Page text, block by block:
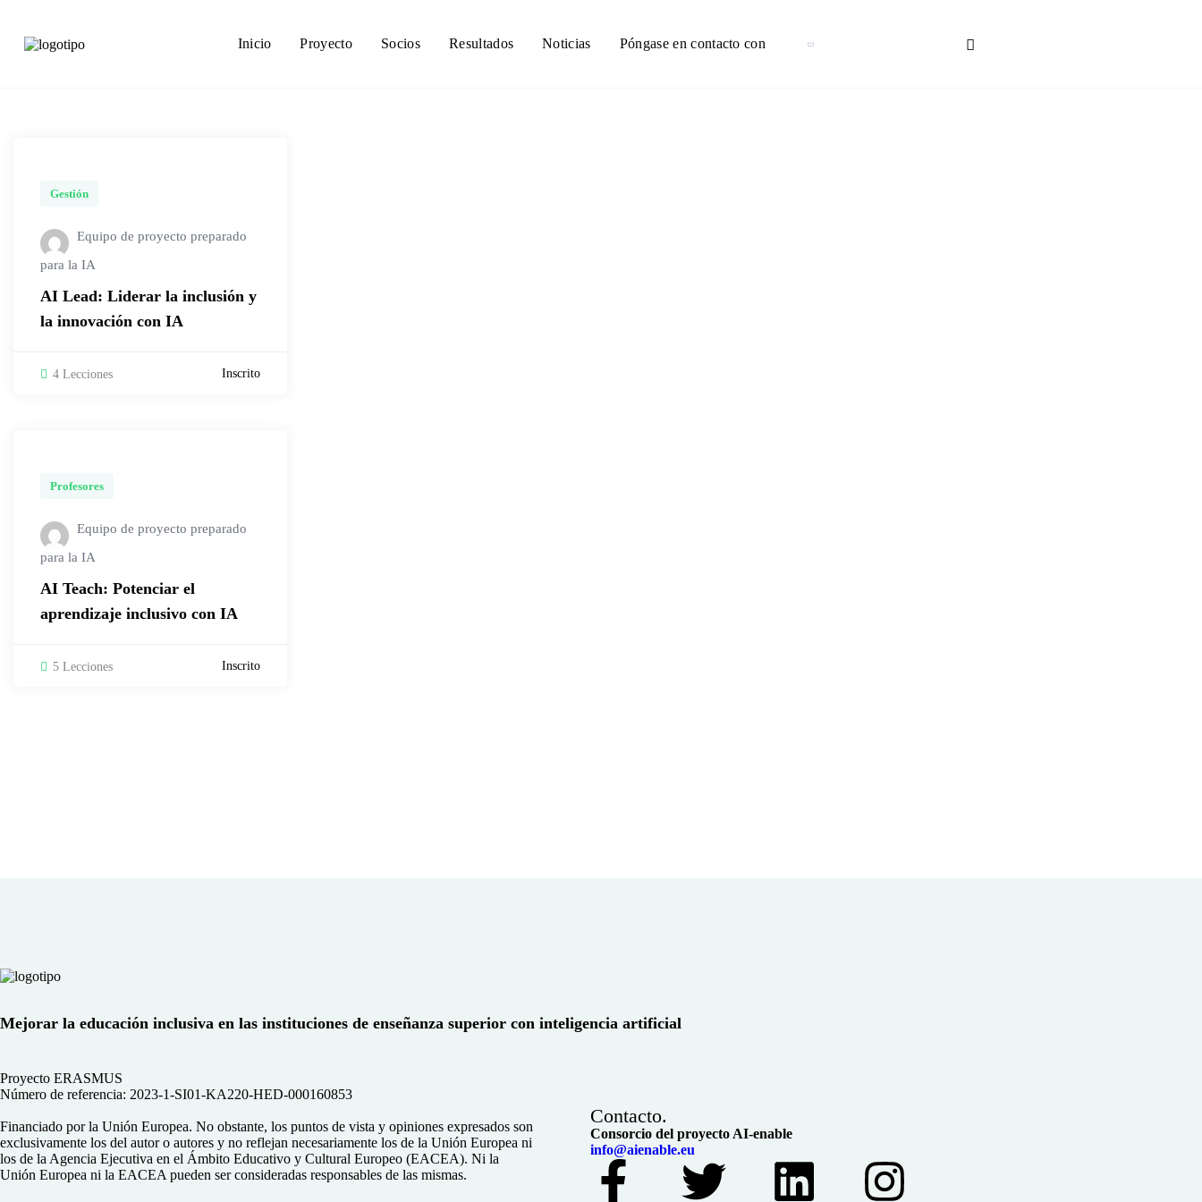
Inicio Proyecto Socios Resultados Noticias Póngase en contacto con
Gestión
Equipo de proyecto preparado
para la IA
AI Lead: Liderar la inclusión y
la innovación con IA
4 Lecciones Inscrito
Profesores
Equipo de proyecto preparado
para la IA
AI Teach: Potenciar el
aprendizaje inclusivo con IA
5 Lecciones Inscrito
Mejorar la educación inclusiva en las instituciones de enseñanza superior con inteligencia artificial
Proyecto ERASMUS
Número de referencia: 2023-1-SI01-KA220-HED-000160853
Financiado por la Unión Europea. No obstante, los puntos de vista y opiniones expresados son
exclusivamente los del autor o autores y no reflejan necesariamente los de la Unión Europea ni
los de la Agencia Ejecutiva en el Ámbito Educativo y Cultural Europeo (EACEA). Ni la
Unión Europea ni la EACEA pueden ser consideradas responsables de las mismas.
Contacto.
Consorcio del proyecto AI-enable
info@aienable.eu